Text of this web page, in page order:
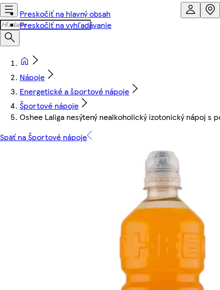
Preskočiť na hlavný obsah
Preskočiť na vyhľadávanie
Nápoje
Energetické a športové nápoje
Športové nápoje
Oshee Laliga nesýtený nealkoholický izotonický nápoj s
Späť na Športové nápoje